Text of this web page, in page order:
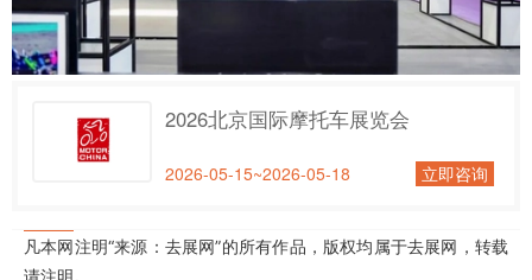
2026北京国际摩托车展览会
2026-05-15~2026-05-18 立即咨询
凡本网注明“来源：去展网”的所有作品，版权均属于去展网，转载